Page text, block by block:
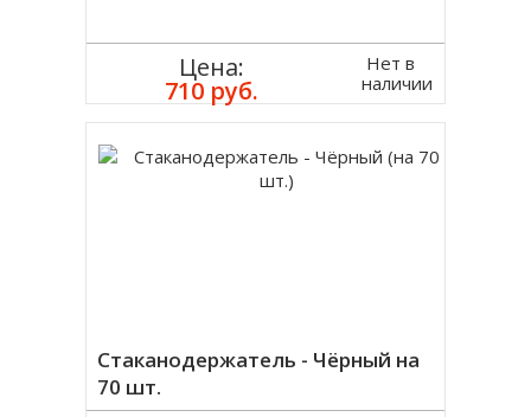
Цена:
710 руб.
Нет в
наличии
Стаканодержатель - Чёрный на
70 шт.